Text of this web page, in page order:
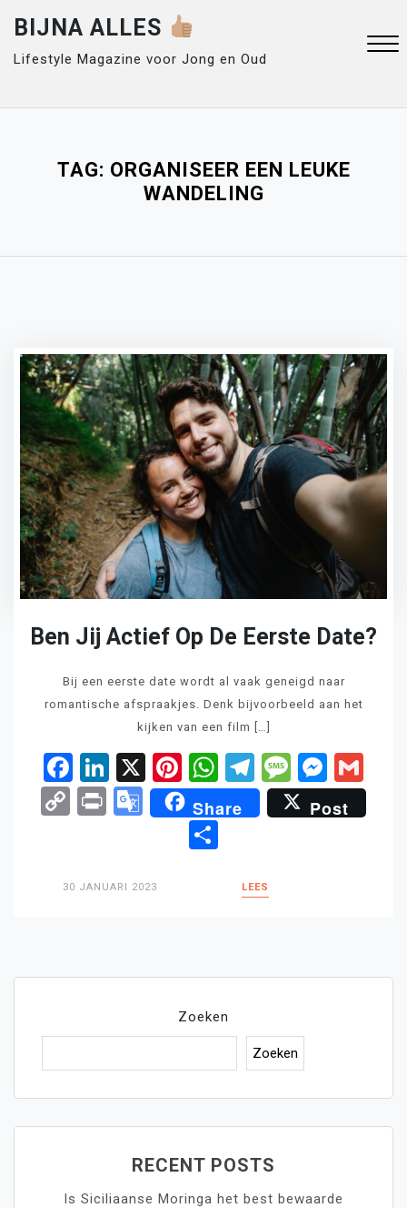
content
BIJNA ALLES
Lifestyle Magazine voor Jong en Oud
TAG: ORGANISEER EEN LEUKE
WANDELING
Ben Jij Actief Op De Eerste Date?
Bij een eerste date wordt al vaak geneigd naar
romantische afspraakjes. Denk bijvoorbeeld aan het
kijken van een film […]
Facebook
LinkedIn
X Pinterest
WhatsApp
Telegram
CopyPrintGoogle
Translate
Share Post
30 JANUARI 2023 LEES
Zoeken
Zoeken
RECENT POSTS
Is Siciliaanse Moringa het best bewaarde